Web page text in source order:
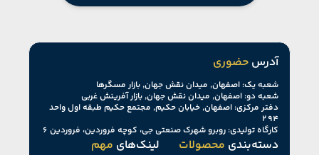
آدرس حضوری
شعبه یک: اصفهان, میدان نقش جهان, بازار مسگرها
شعبه دو: اصفهان, میدان نقش جهان, بازار آفرینش غربی
دفتر مرکزی: اصفهان, خیابان حکیم, مجتمع حکیم طبقه اول واحد
۲۹۴
کارگاه تولیدی: روبرو شهرک صنعتی جی، کوچه فروردین، فروردین ۶
لینک‌های مهم دسته‌بندی محصولات